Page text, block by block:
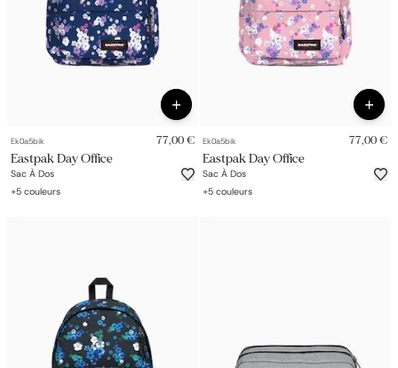
Ek0a5bik 77,00 €
Eastpak Day Office
Sac À Dos
+5 couleurs
Ek0a5bik 77,00 €
Eastpak Day Office
Sac À Dos
+5 couleurs